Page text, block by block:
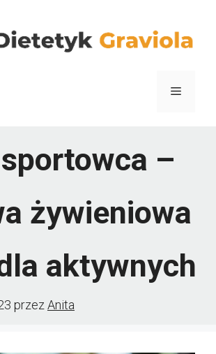
Menu
–
żywieniowa
aktywnych
przezAnita